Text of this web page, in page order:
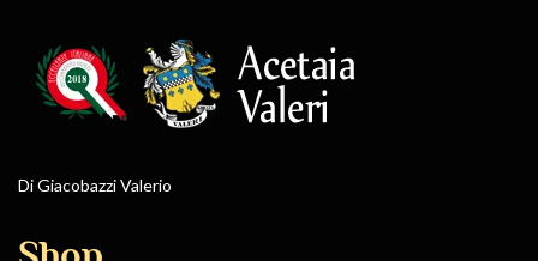
Di Giacobazzi Valerio